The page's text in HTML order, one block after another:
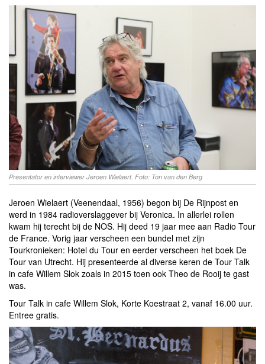
Presentator en interviewer Jeroen Wielaert. Foto: Ton van den Berg
Jeroen Wielaert (Veenendaal, 1956) begon bij De Rijnpost en
werd in 1984 radioverslaggever bij Veronica. In allerlei rollen
kwam hij terecht bij de NOS. Hij deed 19 jaar mee aan Radio Tour
de France. Vorig jaar verscheen een bundel met zijn
Tourkronieken: Hotel du Tour en eerder verscheen het boek De
Tour van Utrecht. Hij presenteerde al diverse keren de Tour Talk
in cafe Willem Slok zoals in 2015 toen ook Theo de Rooij te gast
was.
Tour Talk in cafe Willem Slok, Korte Koestraat 2, vanaf 16.00 uur.
Entree gratis.